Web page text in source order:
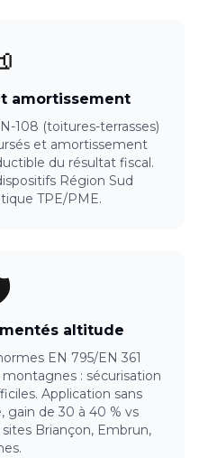
amortissement
108 (toitures-terrasses)
et amortissement
du résultat fiscal.
Région Sud
TPE/PME.
altitude
EN 795/EN 361
: sécurisation
Application sans
gain de 30 à 40 % vs
Briançon, Embrun,